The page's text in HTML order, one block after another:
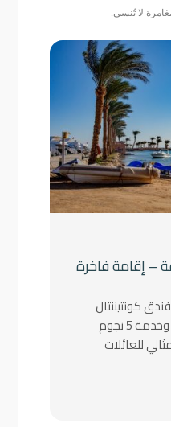
لا تُنسى.
– إقامة فاخرة
كونتيننتال
الغردقة، مع شاطئ خاص وخدمة 5 نجوم
للعائلات